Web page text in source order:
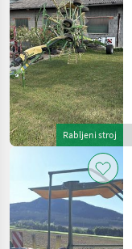
Rabljeni stroj